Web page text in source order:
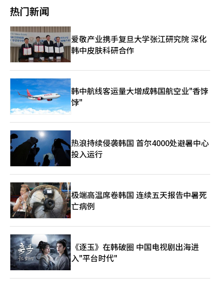
约为8.1倍，较历史平均水平并不算高，企业盈利动能也在改善。
实际上，韩国综合股价指数12个月前瞻盈利增长率从4月的197%
扩大至5月的214%。 本周即将举行的主要事件也将影响股市的方
向。5月19日至20日举行的谷歌年度开发者大会（I/O 2026）和5
月21日即将公布的英伟达业绩都是重要的事件。如果人工智能投资
扩大的预期再次被强调，近期调整的半导体股投资情绪也可能迅速
恢复。 Daol投资证券研究员金志贤表示：“尽管近期技术股出现
判的不确定性和利率压力依然存在，但市场仍然关注业绩和人工智
能的增长潜力。” LS证券研究员成汉英表示：“包括奥本海默和
瑞银在内的全球投资机构也认为人工智能半导体的长期增长潜力依
然存在。”他补充道：“短期内，需要在投资组合中同时配置公用
事业、通信和制药等防御性行业。” 证券界虽然承认短期急剧上
涨带来的波动性加大，但仍建议在调整时采取分批买入策略，而不
是减少主导股的比重。尤其是半导体行业，供应瓶颈的担忧反而可
能增强价格谈判能力，因此中长期业绩改善的趋势依然有效。※
本报道经人工智能（AI）系统翻译与编辑。
国：4月未决房屋销售※ 本报道经人工智能（AI）系统翻译与编
源，下一Era能源股价上涨9.4%，而下一Era能源则下跌4.6%。瑞
市场的关注点集中在英伟达的财报上。由于与人工智能相关的股票
近期主导了市场的上涨，英伟达的业绩和指引被视为判断科技股反
弹的关键变量。同时，沃尔玛等主要零售商的业绩也将成为观察美
国消费趋势的重要依据，尤其是在高油价和物价压力的背景下。※
本报道经人工智能（AI）系统翻译与编辑。
加大，防务设备的需求也在增加。日经新闻报道，过去六年中，日
本三大重工业公司的市值总和增长超过14倍，远超同期净利润增长
的五倍。 资金流入的背景还包括收益结构的变化。长期以来，日
本防务产业被视为“无利可图的业务”。然而，从2023财年开
始，防卫省将防务设备采购商的预期营业利润率提高至约8%至最
高15%。这使得将物价和质量改善成本反映在价格中变得更加容
易。川崎重工预计，按照新条件签署的合同到2026财年将增加约
90%，盈利能力的改善将正式启动。 市场对行业重组的期待也在
增加。日本没有像美国洛克希德·马丁那样专注于防务的全球性大
企业。根据SIPRI的数据，洛克希德·马丁的防务收入占比高达
90%，而三菱重工则不足20%。防务部门在大企业中分散，容易
在投资和人力资源分配中处于劣势。政府内部也有声音呼吁打破这
种局面。前防卫大臣滨田靖一领导的研究会建议到2025年底将航
能够将分散的防务能力整合起来，形成具备质量、盈利能力和规模
的“防务行业丰田”式的代表企业。 传统防务行业之外的变化也
开始出现。日经新闻报道称，日本无人机初创公司Terra Drone在
4月公开了追击和拦截俄罗斯自杀式无人机“沙赫德”的视频。该
公司的“Terra A1”每架成本低于50万日元（约473万元），远低
于每发需数千万至数亿日元的传统拦截导弹。防卫装备厅上个月召
集了约100家与防务关系不大的初创企业和风险投资公司，宣布缩
短采购程序的“快速通道采购”制度，原本需要一年以上的时间。
防务的重心开始从“重型”制造业扩展到无人机、人工智能和机器
人企业。 当然，股价上涨和制度变化并不一定会立即转化为产业
竞争力。日本防务在价格、交货期和大规模生产能力方面短期内难
以追赶韩国。如果海外需求不增加，规模经济将无法形成，重新获
得工厂、合作伙伴和熟练劳动力也需要时间。无人机和人工智能企
业的进入也无法替代生产护卫舰、战斗机和导弹的重型基础。然
而，监管已经放宽，政府正在调整收益结构，投资资金也开始提前
流入。值得关注的不是今天的日本防务，而是这一变化在十年后积
热门新闻
爱敬产业携手复旦大学张江研究院 深化
韩中皮肤科研合作
韩中航线客运量大增成韩国航空业"香饽
饽"
热浪持续侵袭韩国 首尔4000处避暑中心
投入运行
极端高温席卷韩国 连续五天报告中暑死
亡病例
《逐玉》在韩破圈 中国电视剧出海进
入"平台时代"